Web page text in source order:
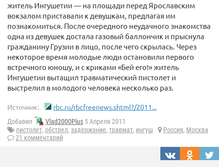
житель Ингушетии — на площади перед Ярославским
вокзалом приставали к девушкам, предлагая им
познакомиться. После очередного неудачного знакомства
одна из девушек достала газовый баллончик и прыснула
гражданину Грузии в лицо, после чего скрылась. Через
некоторое время молодые люди остановили первого
встречного юношу, и с криками «Бей его!» житель
Ингушетии вытащил травматический пистолет и
выстрелил в молодого человека несколько раз.
Источник: rbc.ru/rbcfreenews.shtml?/2011...
Добавил Vlad2000Plus 5 Апреля 2011
пистолет, обстрел, задержание, травмат, ингуш Россия, Москва
21 комментарий